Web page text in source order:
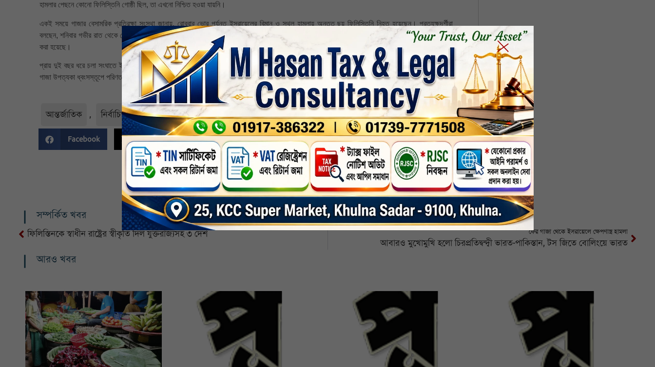
হামলার পেছনে কোনো ফিলিস্তিনি গোষ্ঠী ছিল, তা এখনো নিশ্চিত হওয়া যায়নি।
একই সময়ে গাজার বেসামরিক প্রতিরক্ষা সংস্থা জানায়, রোববার ভোর পর্যন্ত ইসরায়েলের বিমান ও স্থল হামলায় অন্তত ছয় ফিলিস্তিনি নিহত হয়েছেন। প্রত্যক্ষদর্শীরা
বলছেন, শনিবার গভীর রাত থেকে ভোর পর্যন্ত গাজার বিভিন্ন অংশ বিমান হামলা ও গোলাবর্ষণে কেঁপে উঠেছে। বিমান হামলার পাশাপাশি ইসরায়েলের স্থল অভিযানও জোরদার
করা হয়েছে।
প্রায় দুই বছর ধরে চলা সংঘাতে ইসরায়েল গাজা দখলের চেষ্টা চালিয়ে আসছে। সামরিক বাহিনী টানা বিমান হামলা ও ট্যাংকের গোলাবর্ষণ চালাচ্ছে। এই নির্বিচার হামলায় পুরো
গাজা উপত্যকা ধ্বংসস্তূপে পরিণত হয়েছে।শনিবার ইসরায়েলি হামলায় গাজা শহরের প্রায় ৯০ জন ফিলিস্তিনি নিহত হয়েছেন, যাদের মধ্যে অধিকাংশই সাধারণ নাগরিক।
আন্তর্জাতিক , নির্বাচিত , সর্বশেষ , সর্বশেষ-সংবাদ
Facebook Twitter Linkedin Whatsapp Print
সম্পর্কিত খবর
ফিলিস্তিনকে স্বাধীন রাষ্ট্রের স্বীকৃতি দিল যুক্তরাজ্যসহ ৩ দেশ ফের গাজা থেকে ইসরায়েলে ক্ষেপণাস্ত্র হামলা
আবারও মুখোমুখি হলো চিরপ্রতিদ্বন্দ্বী ভারত-পাকিস্তান, টস জিতে বোলিংয়ে ভারত
আরও খবর